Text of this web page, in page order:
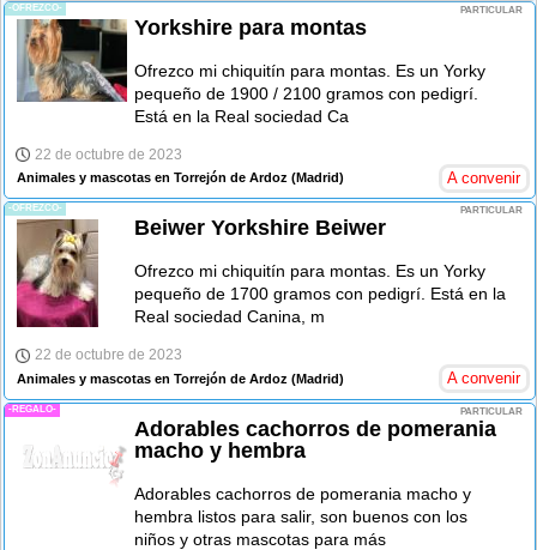
-OFREZCO- PARTICULAR
Yorkshire para montas
Ofrezco mi chiquitín para montas. Es un Yorky
pequeño de 1900 / 2100 gramos con pedigrí.
Está en la Real sociedad Ca
22 de octubre de 2023
Animales y mascotas en Torrejón de Ardoz (Madrid) A convenir
-OFREZCO- PARTICULAR
Beiwer Yorkshire Beiwer
Ofrezco mi chiquitín para montas. Es un Yorky
pequeño de 1700 gramos con pedigrí. Está en la
Real sociedad Canina, m
22 de octubre de 2023
Animales y mascotas en Torrejón de Ardoz (Madrid) A convenir
-REGALO- PARTICULAR
Adorables cachorros de pomerania
macho y hembra
Adorables cachorros de pomerania macho y
hembra listos para salir, son buenos con los
niños y otras mascotas para más